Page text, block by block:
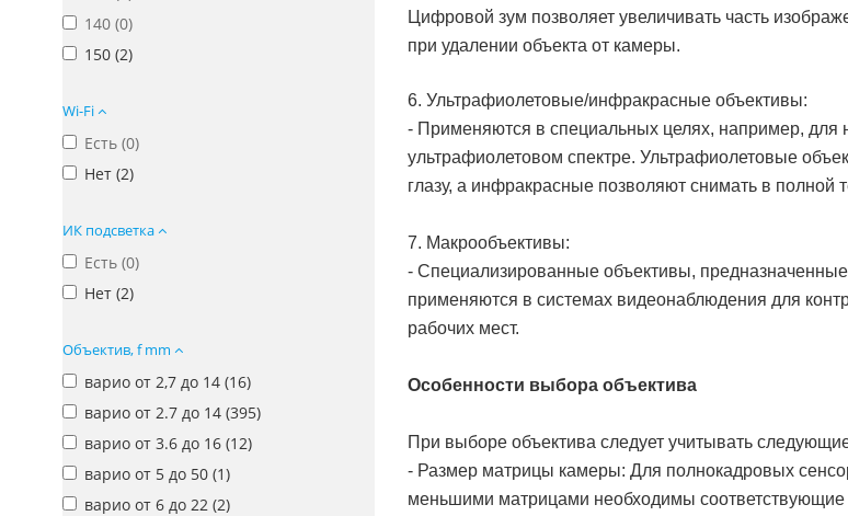
140 (0)
150 (2)
Wi-Fi
Есть (0)
Нет (2)
ИК подсветка
Есть (0)
Нет (2)
Объектив, f mm
варио от 2,7 до 14 (16)
варио от 2.7 до 14 (395)
варио от 3.6 до 16 (12)
варио от 5 до 50 (1)
варио от 6 до 22 (2)
Цифровой зум позволяет увеличивать часть
при удалении объекта от камеры.
6. Ультрафиолетовые/инфракрасные объективы:
- Применяются в специальных целях, например, для
ультрафиолетовом спектре. Ультрафиолетовые
глазу, а инфракрасные позволяют снимать в полной
7. Макрообъективы:
- Специализированные объективы,
применяются в системах видеонаблюдения для
рабочих мест.
Особенности выбора объектива
При выборе объектива следует учитывать
- Размер матрицы камеры: Для полнокадровых
меньшими матрицами необходимы соответствующие